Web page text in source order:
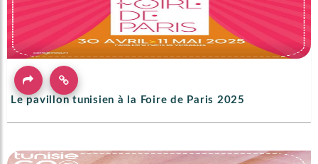
Le pavillon tunisien à la Foire de Paris 2025